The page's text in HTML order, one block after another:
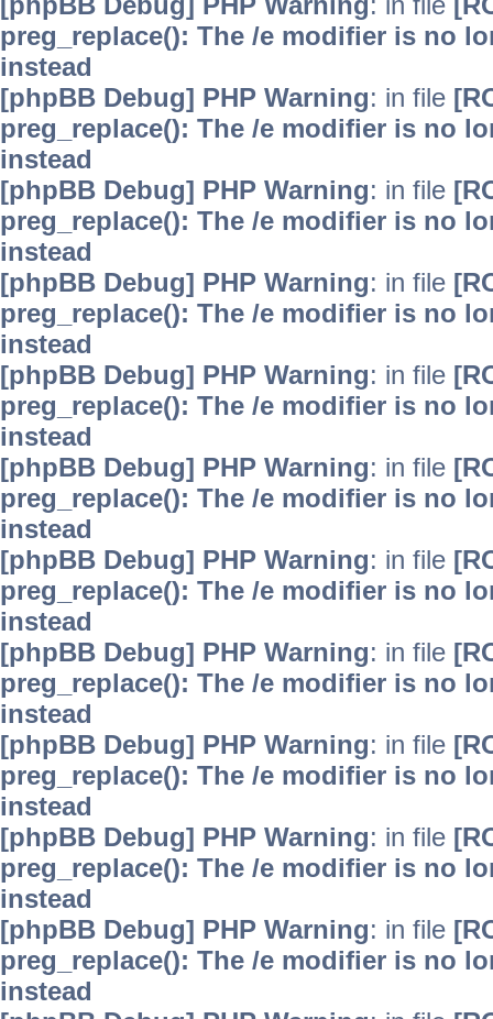
preg_replace(): The /e modifier is no
instead
[phpBB Debug] PHP Warning: in file
preg_replace(): The /e modifier is no
instead
[phpBB Debug] PHP Warning: in file
preg_replace(): The /e modifier is no
instead
[phpBB Debug] PHP Warning: in file
preg_replace(): The /e modifier is no
instead
[phpBB Debug] PHP Warning: in file
preg_replace(): The /e modifier is no
instead
[phpBB Debug] PHP Warning: in file
preg_replace(): The /e modifier is no
instead
[phpBB Debug] PHP Warning: in file
preg_replace(): The /e modifier is no
instead
[phpBB Debug] PHP Warning: in file
preg_replace(): The /e modifier is no
instead
[phpBB Debug] PHP Warning: in file
preg_replace(): The /e modifier is no
instead
[phpBB Debug] PHP Warning: in file
preg_replace(): The /e modifier is no
instead
[phpBB Debug] PHP Warning: in file
preg_replace(): The /e modifier is no
instead